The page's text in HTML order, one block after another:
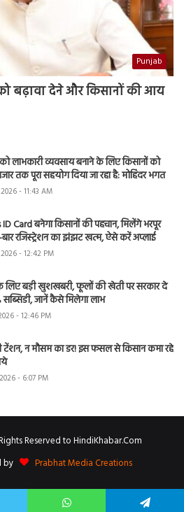
Punjab
बढ़ावा देने और किसानों की आय
लाभकारी व्यवसाय बनाने के लिए किसानों को
तक पूरा सहयोग दिया जा रहा है: मोहिंदर भगत
- 11:43 AM
Card बनेगा किसानों की पहचान, मिलेंगे भरपूर
बार रजिस्ट्रेशन का झंझट खत्म, ऐसे करें अप्लाई
- 12:42 PM
लिए बड़ी खुशखबरी, फूलों की खेती पर सरकार दे
सब्सिडी, जानें कैसे मिलेगा लाभ
- 12:46 PM
टेंशन, न मौसम का डर! इस फसल से किसान कमा रहे
- 6:07 PM
Reserved to HindiKhabar.Com
by
Prabhat Media Creations